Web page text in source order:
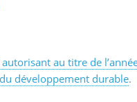
au titre de
développement durable.